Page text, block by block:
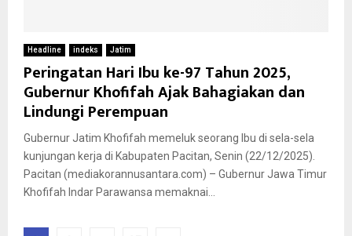
Headline indeks Jatim
Peringatan Hari Ibu ke-97 Tahun 2025,
Gubernur Khofifah Ajak Bahagiakan dan
Lindungi Perempuan
Gubernur Jatim Khofifah memeluk seorang Ibu di sela-sela
kunjungan kerja di Kabupaten Pacitan, Senin (22/12/2025).
Pacitan (mediakorannusantara.com) – Gubernur Jawa Timur
Khofifah Indar Parawansa memaknai...